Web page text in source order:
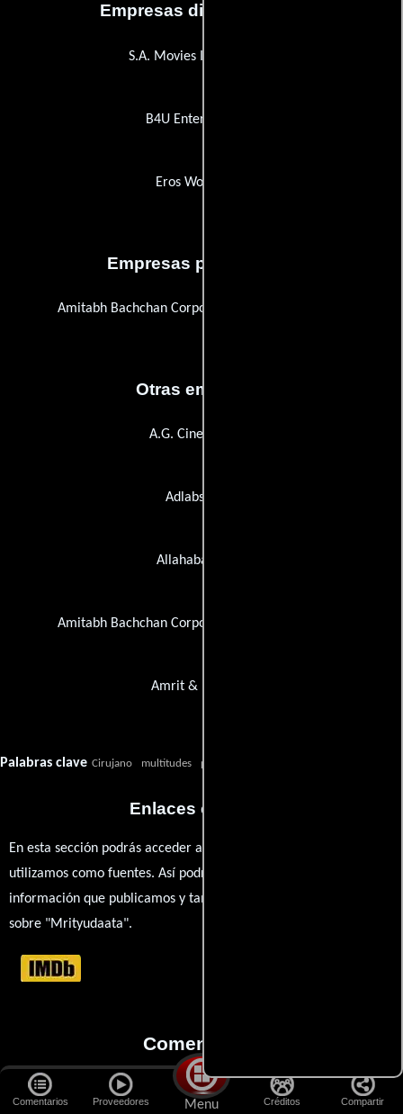
Comentarios Proveedores Menu Créditos Compartir
Empresas distribuidoras
S.A. Movies International
B4U Entertainment
Eros Worldwide
Empresas productoras
Amitabh Bachchan Corporation Limited (A.B.C.L.)
Otras empresas
A.G. Cine Services
Adlabs Films
Allahabad Bank
Amitabh Bachchan Corporation Limited (A.B.C.L.)
Amrit & Rajiv Co.
Palabras clave Cirujano multitudes prisión
Enlaces externos
En esta sección podrás acceder a los recursos externos que
utilizamos como fuentes. Así podrás chequear toda la
información que publicamos y también ampliar tu conocimiento
sobre "Mrityudaata".
Comentarios
Aquí, la magia del cine cobra vida a través de tus opiniones. ¿Qué
te llevó ver esta película? ¿Eres fan de Mehul Kumar, Amitabh